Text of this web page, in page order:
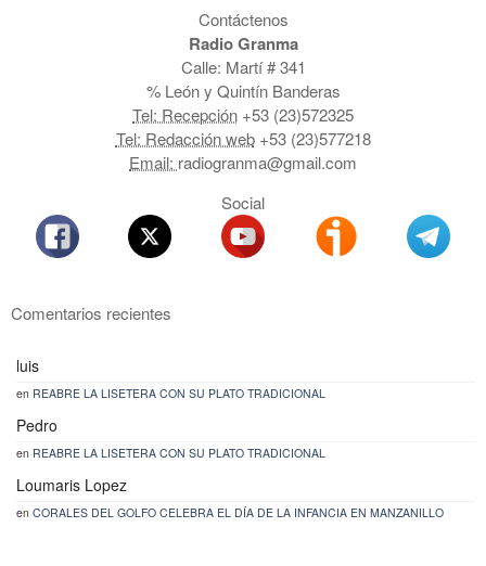
Contáctenos
Radio Granma
Calle: Martí # 341
% León y Quintín Banderas
Tel: Recepción +53 (23)572325
Tel: Redacción web+53 (23)577218
Email: radiogranma@gmail.com
Social
Comentarios recientes
luis
en REABRE LA LISETERA CON SU PLATO TRADICIONAL
Pedro
en REABRE LA LISETERA CON SU PLATO TRADICIONAL
Loumaris Lopez
en CORALES DEL GOLFO CELEBRA EL DÍA DE LA INFANCIA EN MANZANILLO